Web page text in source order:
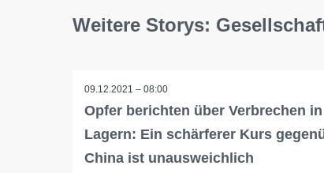
Weitere Storys:
09.12.2021 – 08:00
Opfer berichten über Verbrechen in
Lagern: Ein schärferer Kurs
China ist unausweichlich